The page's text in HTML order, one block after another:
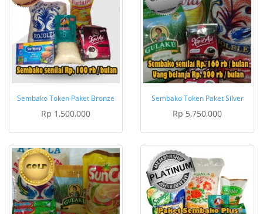
Sembako Token Paket Bronze
Rp 1,500,000
Sembako Token Paket Silver
Rp 5,750,000